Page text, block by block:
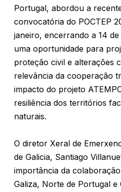
Portugal, abordou a
convocatória do POCTEP
janeiro, encerrando a 14
uma oportunidade para
proteção civil e alterações
relevância da cooperação
impacto do projeto
resiliência dos territórios
naturais.
O diretor Xeral de
de Galicia, Santiago
importância da
Galiza, Norte de Portugal e